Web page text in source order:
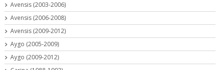
Avensis (2003-2006)
Avensis (2006-2008)
Avensis (2009-2012)
Aygo (2005-2009)
Aygo (2009-2012)